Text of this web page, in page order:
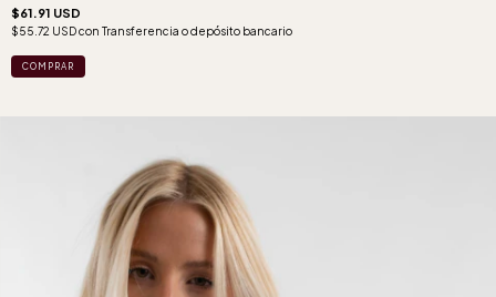
$61.91 USD
$55.72 USDcon Transferencia o depósito bancario
COMPRAR